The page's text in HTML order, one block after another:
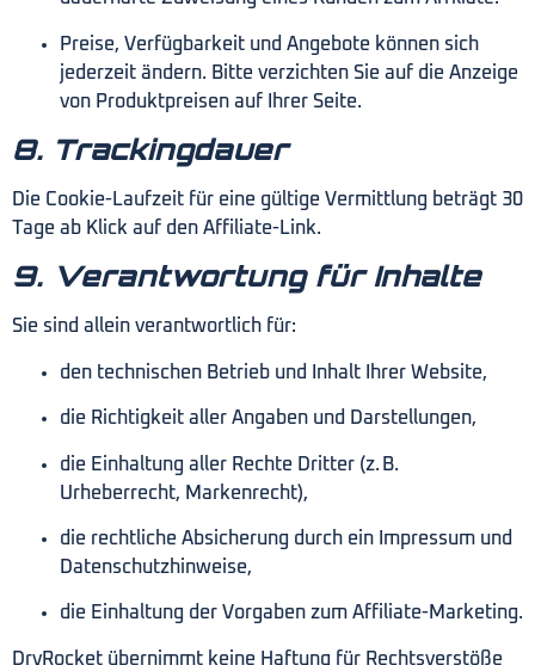
Preise, Verfügbarkeit und Angebote können sich
jederzeit ändern. Bitte verzichten Sie auf die Anzeige
von Produktpreisen auf Ihrer Seite.
8. Trackingdauer
Die Cookie-Laufzeit für eine gültige Vermittlung beträgt 30
Tage ab Klick auf den Affiliate-Link.
9. Verantwortung für Inhalte
Sie sind allein verantwortlich für:
den technischen Betrieb und Inhalt Ihrer Website,
die Richtigkeit aller Angaben und Darstellungen,
die Einhaltung aller Rechte Dritter (z. B.
Urheberrecht, Markenrecht),
die rechtliche Absicherung durch ein Impressum und
Datenschutzhinweise,
die Einhaltung der Vorgaben zum Affiliate-Marketing.
DryRocket übernimmt keine Haftung für Rechtsverstöße